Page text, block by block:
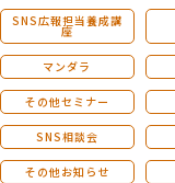
SNS広報担当養成講
座
マンダラ
その他セミナー
SNS相談会
その他お知らせ